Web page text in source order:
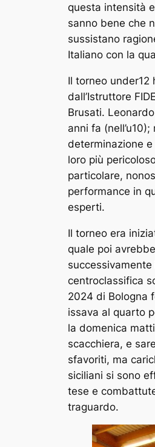
questa intensità
sanno bene che
sussistano
Italiano con la
Il torneo
dall’Istruttore
Brusati.
anni fa
determinazione e
loro più
particolare,
performance in
esperti.
Il torneo era
quale poi
centroclassifica
2024 di Bologna
issava al quarto
la domenica
scacchiera, e
sfavoriti, ma
siciliani si sono
tese e
traguardo.